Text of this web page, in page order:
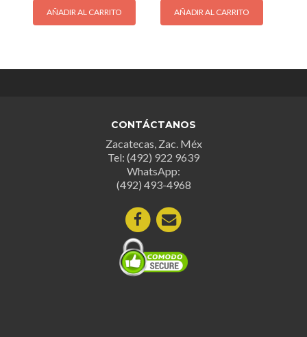
AÑADIR AL CARRITO AÑADIR AL CARRITO
CONTÁCTANOS
Zacatecas, Zac. Méx
Tel: (492) 922 9639
WhatsApp:
(492) 493-4968